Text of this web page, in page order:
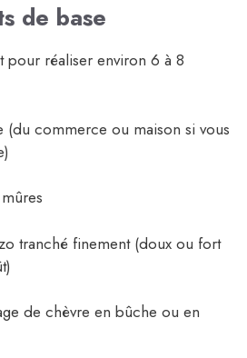
de base
pour réaliser environ 6 à 8
(du commerce ou maison si vous
tranché finement (doux ou fort
de chèvre en bûche ou en